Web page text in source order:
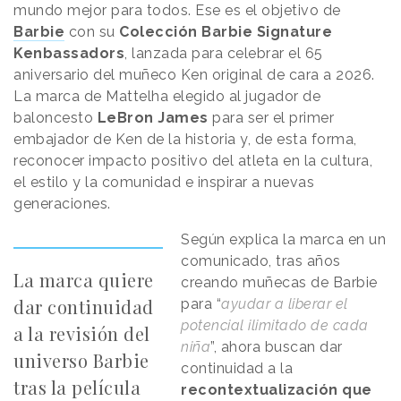
mundo mejor para todos. Ese es el objetivo de
Barbie con su Colección Barbie Signature
Kenbassadors, lanzada para celebrar el 65
aniversario del muñeco Ken original de cara a 2026.
La marca de Mattelha elegido al jugador de
baloncesto LeBron James para ser el primer
embajador de Ken de la historia y, de esta forma,
reconocer impacto positivo del atleta en la cultura,
el estilo y la comunidad e inspirar a nuevas
generaciones.
La marca quiere
dar continuidad
a la revisión del
universo Barbie
tras la película
Según explica la marca en un
comunicado, tras años
creando muñecas de Barbie
para “ayudar a liberar el
potencial ilimitado de cada
niña”, ahora buscan dar
continuidad a la
recontextualización que